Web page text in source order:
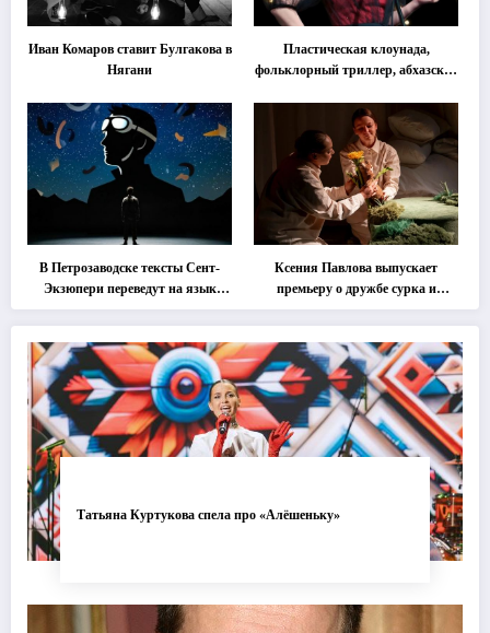
Иван Комаров ставит Булгакова в
Нягани
Пластическая клоунада,
фольклорный триллер, абхазская
втором этапе фестиваля
«Монокль»
В Петрозаводске тексты Сент-
Экзюпери переведут на язык
современной хореографии
Ксения Павлова выпускает
премьеру о дружбе сурка и
одуванчика
Татьяна Куртукова спела про «Алёшеньку»